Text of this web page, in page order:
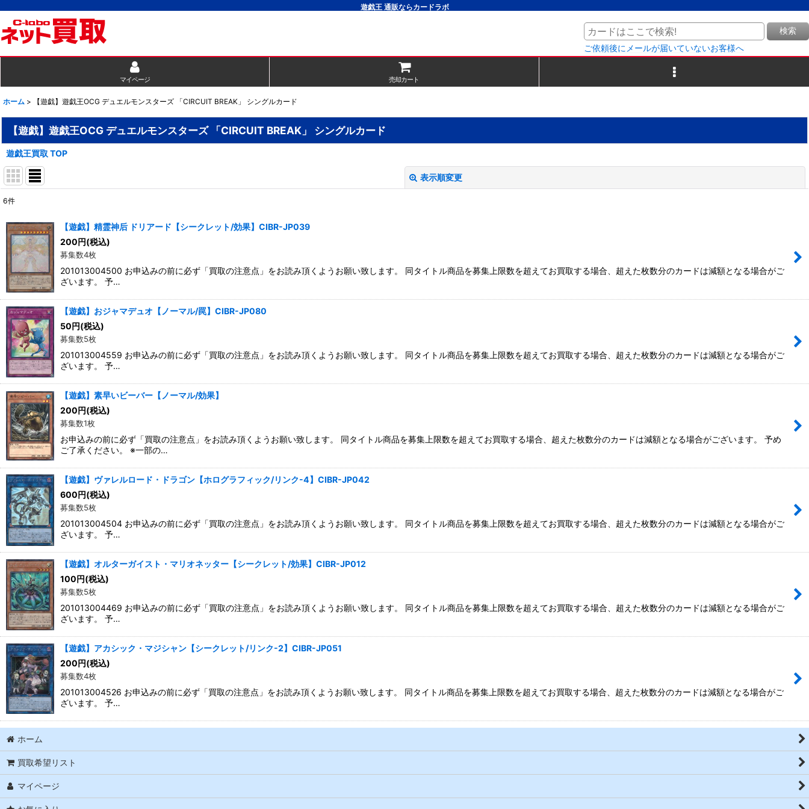
遊戯王 通販ならカードラボ
検索
ご依頼後にメールが届いていないお客様へ
マイページ 売却カート
ホーム > 【遊戯】遊戯王OCG デュエルモンスターズ 「CIRCUIT BREAK」 シングルカード
【遊戯】遊戯王OCG デュエルモンスターズ 「CIRCUIT BREAK」 シングルカード
遊戯王買取 TOP
表示順変更
並び順:
絞り込む
6件
【遊戯】精霊神后 ドリアード【シークレット/効果】CIBR-JP039
200円(税込)
募集数4枚
201013004500 お申込みの前に必ず「買取の注意点」をお読み頂くようお願い致します。 同タイトル商品を募集上限数を超えてお買取する場合、超えた枚数分のカードは減額となる場合がご
ざいます。 予…
【遊戯】おジャマデュオ【ノーマル/罠】CIBR-JP080
50円(税込)
募集数5枚
201013004559 お申込みの前に必ず「買取の注意点」をお読み頂くようお願い致します。 同タイトル商品を募集上限数を超えてお買取する場合、超えた枚数分のカードは減額となる場合がご
ざいます。 予…
【遊戯】素早いビーバー【ノーマル/効果】
200円(税込)
募集数1枚
お申込みの前に必ず「買取の注意点」をお読み頂くようお願い致します。 同タイトル商品を募集上限数を超えてお買取する場合、超えた枚数分のカードは減額となる場合がございます。 予め
ご了承ください。 ※一部の…
【遊戯】ヴァレルロード・ドラゴン【ホログラフィック/リンク-4】CIBR-JP042
600円(税込)
募集数5枚
201013004504 お申込みの前に必ず「買取の注意点」をお読み頂くようお願い致します。 同タイトル商品を募集上限数を超えてお買取する場合、超えた枚数分のカードは減額となる場合がご
ざいます。 予…
【遊戯】オルターガイスト・マリオネッター【シークレット/効果】CIBR-JP012
100円(税込)
募集数5枚
201013004469 お申込みの前に必ず「買取の注意点」をお読み頂くようお願い致します。 同タイトル商品を募集上限数を超えてお買取する場合、超えた枚数分のカードは減額となる場合がご
ざいます。 予…
【遊戯】アカシック・マジシャン【シークレット/リンク-2】CIBR-JP051
200円(税込)
募集数4枚
201013004526 お申込みの前に必ず「買取の注意点」をお読み頂くようお願い致します。 同タイトル商品を募集上限数を超えてお買取する場合、超えた枚数分のカードは減額となる場合がご
ざいます。 予…
ホーム
買取希望リスト
マイページ